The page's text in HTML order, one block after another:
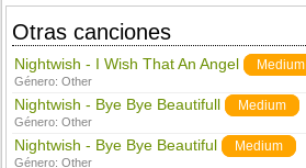
Otras canciones
Nightwish - I Wish That An Angel Medium
Género:Other
Nightwish - Bye Bye Beautifull Medium
Género:Other
Nightwish - Bye Bye Beautiful Medium
Género:Other